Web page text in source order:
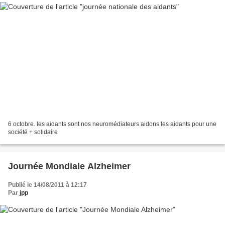
6 octobre. les aidants sont nos neuromédiateurs aidons les aidants pour une
société + solidaire
Journée Mondiale Alzheimer
Publié le 14/08/2011 à 12:17
Par jpp